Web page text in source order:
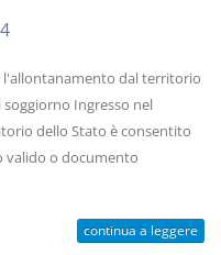
l'allontanamento dal territorio
Ingresso nel
dello Stato è consentito
valido o documento
continua a leggere